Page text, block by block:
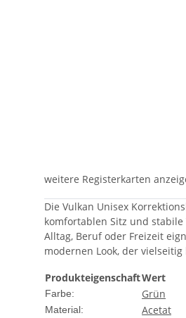
weitere Registerkarten
Die Vulkan Unisex
komfortablen Sitz und
Alltag, Beruf oder Freizeit
modernen Look, der
ProdukteigenschaftWert
Farbe: Grün
Material: Acetat